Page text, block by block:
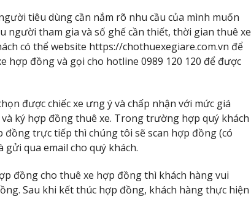
tiêu dùng cần nắm rõ nhu cầu của mình muốn
người tham gia và số ghế cần thiết, thời gian thuê xe
có thể website https://chothuexegiare.com.vn để
hợp đồng và gọi cho hotline 0989 120 120 để được
được chiếc xe ưng ý và chấp nhận với mức giá
ký hợp đồng thuê xe. Trong trường hợp quý khách
đồng trực tiếp thì chúng tôi sẽ scan hợp đồng (có
gửi qua email cho quý khách.
đồng cho thuê xe hợp đồng thì khách hàng vui
Sau khi kết thúc hợp đồng, khách hàng thực hiện